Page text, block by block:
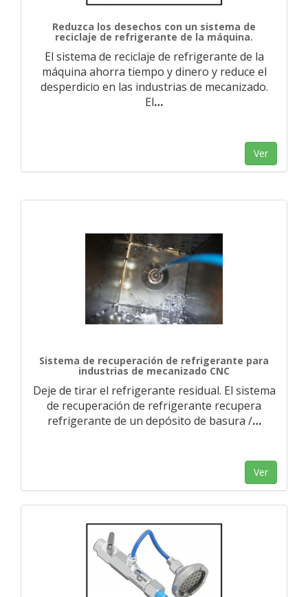
Reduzca los desechos con un sistema de
reciclaje de refrigerante de la máquina.
El sistema de reciclaje de refrigerante de la
máquina ahorra tiempo y dinero y reduce el
desperdicio en las industrias de mecanizado.
El…
Ver
Sistema de recuperación de refrigerante para
industrias de mecanizado CNC
Deje de tirar el refrigerante residual. El sistema
de recuperación de refrigerante recupera
refrigerante de un depósito de basura /…
Ver